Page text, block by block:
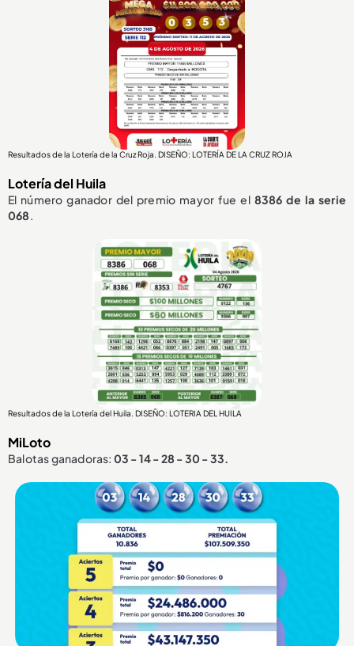
Resultados de la Lotería de la Cruz Roja. DISEÑO: LOTERÍA DE LA CRUZ ROJA
Lotería del Huila
El número ganador del premio mayor fue el 8386 de la serie
068.
Resultados de la Lotería del Huila. DISEÑO: LOTERIA DEL HUILA
MiLoto
Balotas ganadoras: 03 - 14 - 28 - 30 - 33.